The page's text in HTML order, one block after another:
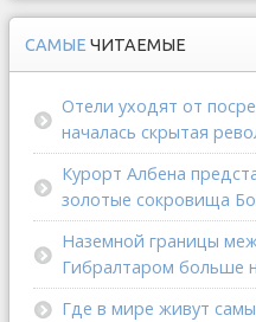
САМЫЕ ЧИТАЕМЫЕ
Отели уходят от
началась скрытая
Курорт Албена
золотые сокровища
Наземной границы
Гибралтаром больше
Где в мире живут